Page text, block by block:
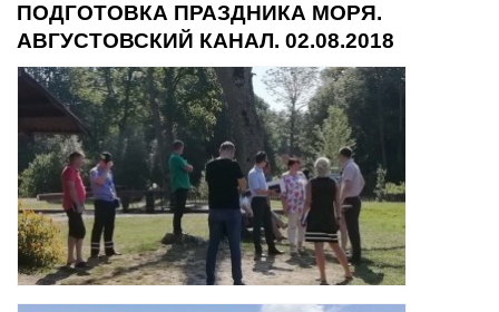
ПОДГОТОВКА ПРАЗДНИКА МОРЯ.
АВГУСТОВСКИЙ КАНАЛ. 02.08.2018